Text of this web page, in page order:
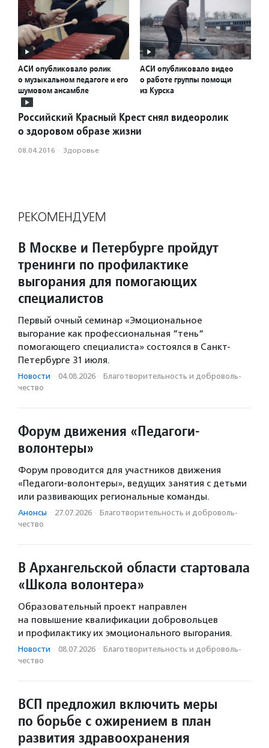
АСИ опубликовало ролик
о музыкальном педагоге и его
шумовом ансамбле
АСИ опубликовало видео
о работе группы помощи
из Курска
Российский Красный Крест снял видеоролик
о здоровом образе жизни
08.04.2016 · Здоровье
РЕКОМЕНДУЕМ
В Москве и Петербурге пройдут
тренинги по профилактике
выгорания для помогающих
специалистов
Первый очный семинар «Эмоциональное
выгорание как профессиональная “тень“
помогающего специалиста» состоялся в Санкт-
Петербурге 31 июля.
Новости · 04.08.2026 · Благотвори­тель­ность и доброволь­
чест­во
Форум движения «Педагоги-
волонтеры»
Форум проводится для участников движения
«Педагоги-волонтеры», ведущих занятия с детьми
или развивающих региональные команды.
Анонсы · 27.07.2026 · Благотвори­тель­ность и доброволь­
чест­во
В Архангельской области стартовала
«Школа волонтера»
Образовательный проект направлен
на повышение квалификации добровольцев
и профилактику их эмоционального выгорания.
Новости · 08.07.2026 · Благотвори­тель­ность и доброволь­
чест­во
ВСП предложил включить меры
по борьбе с ожирением в план
развития здравоохранения